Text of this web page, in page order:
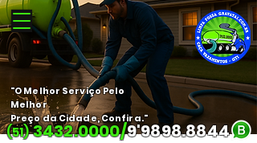
(51) 3432.0000/9'9898.8844
"O Melhor Serviço Pelo
Melhor
Preço da Cidade, Confira."